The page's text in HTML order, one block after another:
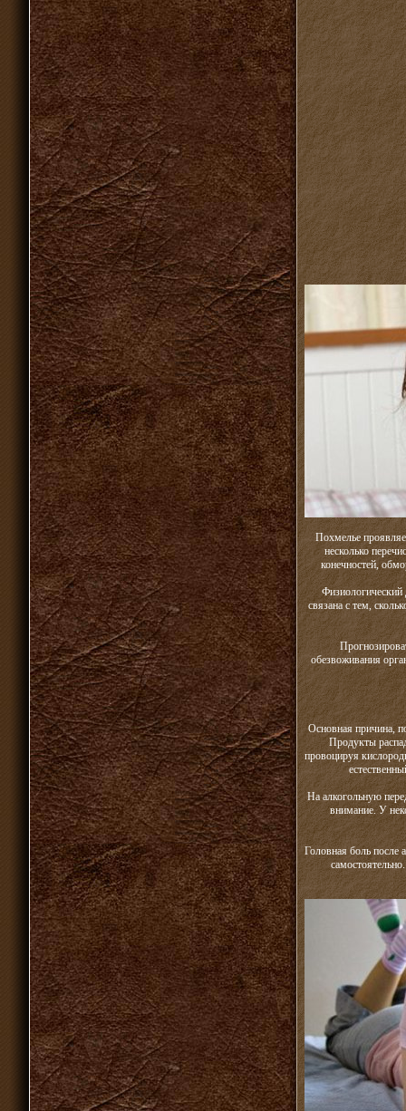
Похмелье
несколько
конечностей,
связана с тем,
обезвоживания
Основная причина,
Продукты
провоцируя
На алкогольную
внимание. У
Головная боль после